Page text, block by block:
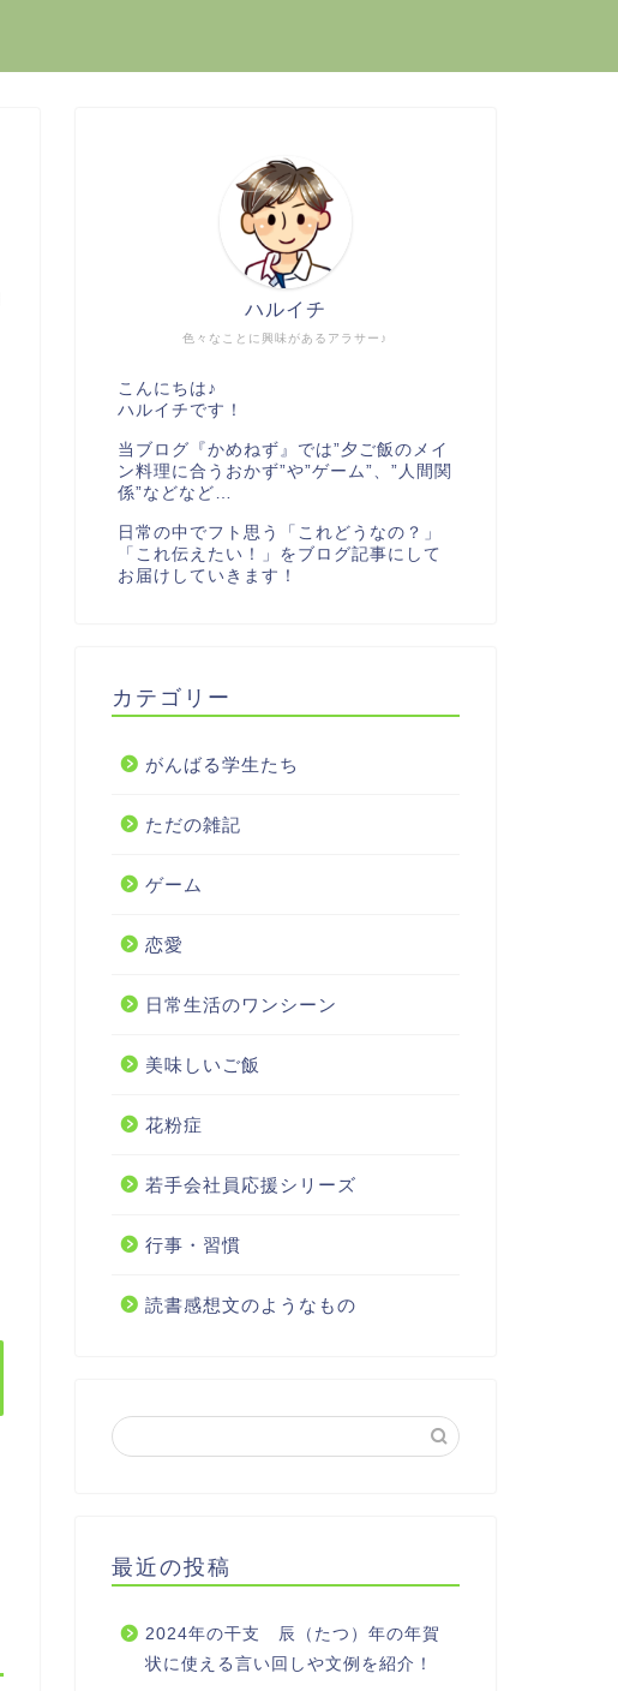
色々なことに興味があるアラサー♪
ハルイチ
こんにちは♪
ハルイチです！
当ブログ『かめねず』では”夕ご飯のメイ
ン料理に合うおかず”や”ゲーム”、”人間関
係”などなど…
日常の中でフト思う「これどうなの？」
「これ伝えたい！」をブログ記事にして
お届けしていきます！
カテゴリー
がんばる学生たち
ただの雑記
ゲーム
恋愛
日常生活のワンシーン
美味しいご飯
花粉症
若手会社員応援シリーズ
行事・習慣
読書感想文のようなもの
最近の投稿
2024年の干支 辰（たつ）年の年賀
状に使える言い回しや文例を紹介！